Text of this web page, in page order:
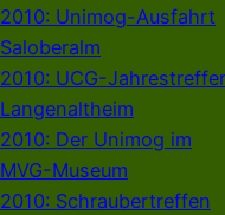
2010: Unimog-Ausfahrt
Saloberalm
2010: UCG-
Langenaltheim
2010: Der Unimog im
MVG-Museum
2010: Schraubertreffen